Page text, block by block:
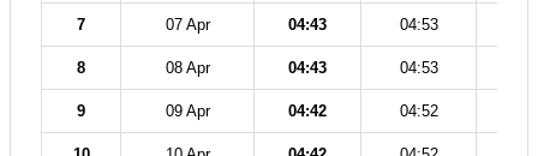
7 07 Apr 04:43 04:53
8 08 Apr 04:43 04:53
9 09 Apr 04:42 04:52